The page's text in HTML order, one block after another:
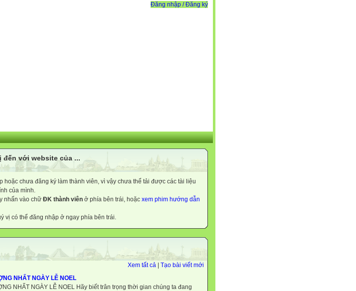
Đăng nhập / Đăng ký
đến với website của ...
hoặc chưa đăng ký làm thành viên, vì vậy chưa thể tải được các tài liệu
của mình.
nhấn vào chữ ĐK thành viên ở phía bên trái, hoặc xem phim hướng dẫn
vị có thể đăng nhập ở ngay phía bên trái.
Xem tất cả Tạo bài viết mới
NHẤT NGÀY LỄ NOEL
NHẤT NGÀY LỄ NOEL Hãy biết trân trọng thời gian chúng ta đang